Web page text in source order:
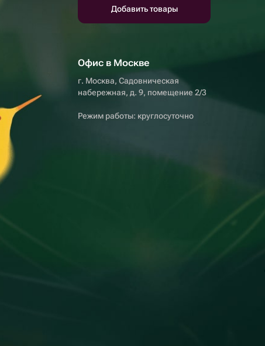
Добавить товары
Офис в Москве
г. Москва, Садовническая
набережная, д. 9, помещение 2/3
Режим работы: круглосуточно